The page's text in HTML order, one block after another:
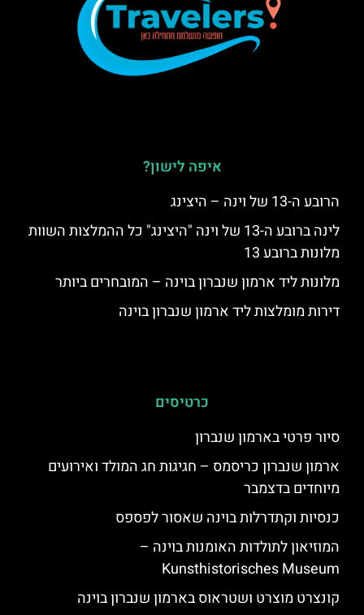
איפה לישון?
הרובע ה-13 של וינה – היצינג
לינה ברובע ה-13 של וינה "היצינג" כל ההמלצות השוות
מלונות ברובע 13
מלונות ליד ארמון שנברון בוינה – המובחרים ביותר
דירות מומלצות ליד ארמון שנברון בוינה
כרטיסים
סיור פרטי בארמון שנברון
ארמון שנברון כריסמס – חגיגות חג המולד ואירועים
מיוחדים בדצמבר
כנסיות וקתדרלות בוינה שאסור לפספס
המוזיאון לתולדות האומנות בוינה –
Kunsthistorisches Museum
קונצרט מוצרט ושטראוס בארמון שנברון בוינה